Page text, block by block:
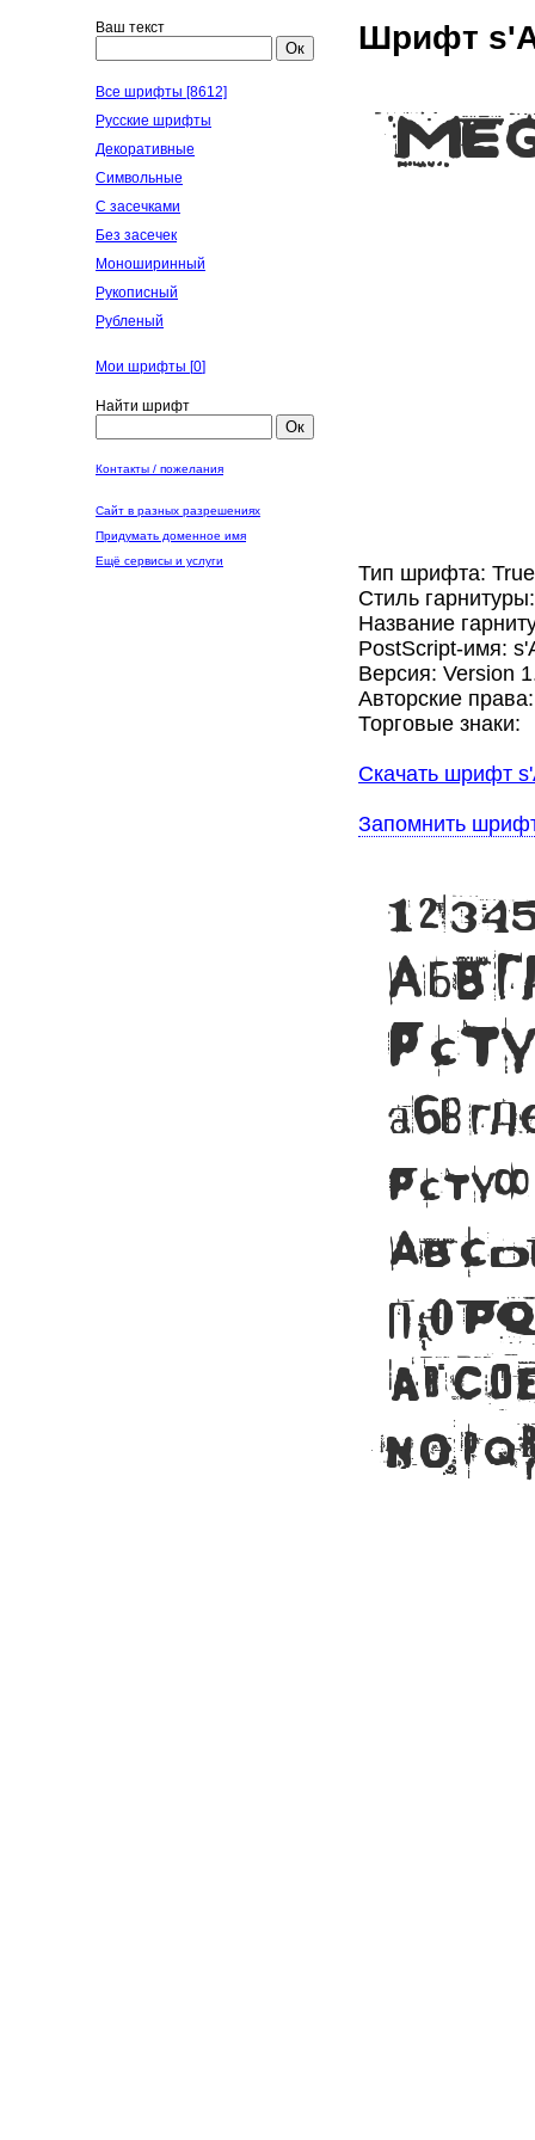
Ваш текст
Ок
Все шрифты [8612]
Русские шрифты
Декоративные
Символьные
С засечками
Без засечек
Моноширинный
Рукописный
Рубленый
Мои шрифты [0]
Найти шрифт
Ок
Контакты / пожелания
Сайт в разных разрешениях
Придумать доменное имя
Ещё сервисы и услуги
Шрифт
Тип шрифта:
Стиль
Название
PostScript-имя:
Версия: Version
Авторские
Торговые знаки:
Скачать шрифт
Запомнить